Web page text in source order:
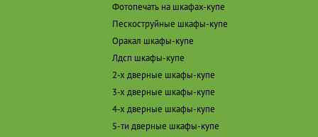
Фотопечать на шкафах-купе
Пескоструйные шкафы-купе
Оракал шкафы-купе
Лдсп шкафы-купе
2-х дверные шкафы-купе
3-х дверные шкафы-купе
4-х дверные шкафы-купе
5-ти дверные шкафы-купе